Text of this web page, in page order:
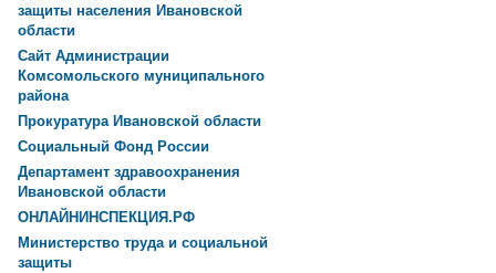
защиты населения Ивановской
области
Сайт Администрации
Комсомольского муниципального
района
Прокуратура Ивановской области
Социальный Фонд России
Департамент здравоохранения
Ивановской области
ОНЛАЙНИНСПЕКЦИЯ.РФ
Министерство труда и социальной
защиты